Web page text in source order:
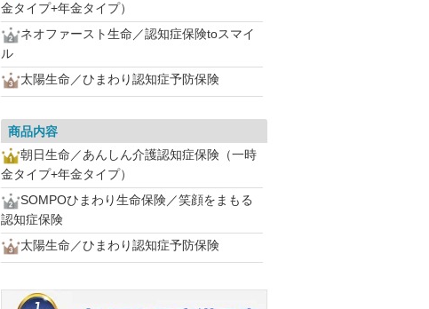
金タイプ+年金タイプ）
ネオファースト生命／認知症保険toスマイ
ル
太陽生命／ひまわり認知症予防保険
商品内容
朝日生命／あんしん介護認知症保険（一時
金タイプ+年金タイプ）
SOMPOひまわり生命保険／笑顔をまもる
認知症保険
太陽生命／ひまわり認知症予防保険